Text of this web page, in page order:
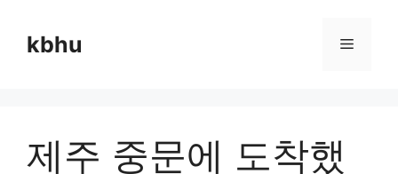
contentkbhu Menu
제주 중문에 도착했